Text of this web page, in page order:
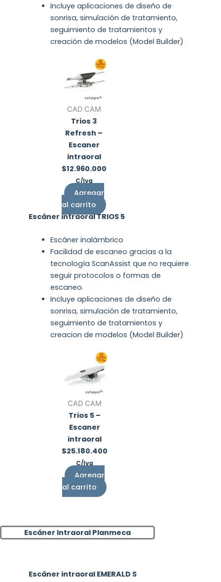
Incluye aplicaciones de diseño de
sonrisa, simulación de tratamiento,
seguimiento de tratamientos y
creación de modelos (Model Builder)
CAD CAM
Trios 3
Refresh –
Escaner
intraoral
$12.960.000
C/Iva
Agregar
al carrito
Escáner intraoral TRIOS 5
Escáner inalámbrico
Facilidad de escaneo gracias a la
tecnología ScanAssist que no requiere
seguir protocolos o formas de
escaneo.
Incluye aplicaciones de diseño de
sonrisa, simulación de tratamiento,
seguimiento de tratamientos y
creacion de modelos (Model Builder)
CAD CAM
Trios 5 –
Escaner
intraoral
$25.180.400
C/Iva
Agregar
al carrito
Escáner Intraoral Planmeca
Escáner intraoral EMERALD S